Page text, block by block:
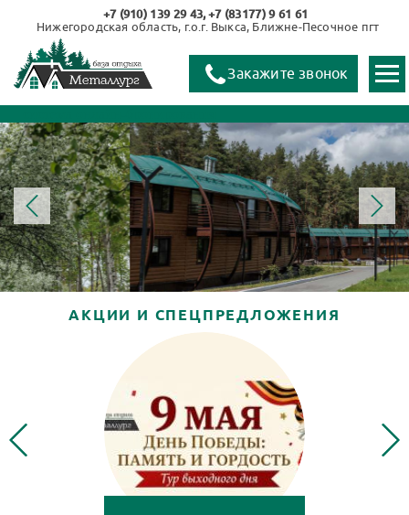
Закажите звонок
+7 (910) 139 29 43 +7 (83177) 9 61 61
Нижегородская область, г.о.г. Выкса, Ближне-Песочное пгт
АКЦИИ И СПЕЦПРЕДЛОЖЕНИЯ